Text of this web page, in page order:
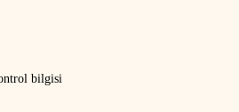
bilgisi